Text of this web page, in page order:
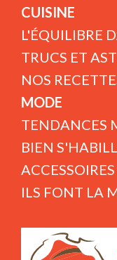
CUISINE
L'ÉQUILIBRE
TRUCS ET
NOS
MODE
TENDANCES
BIEN
ACCESSOIRES
ILS FONT LA